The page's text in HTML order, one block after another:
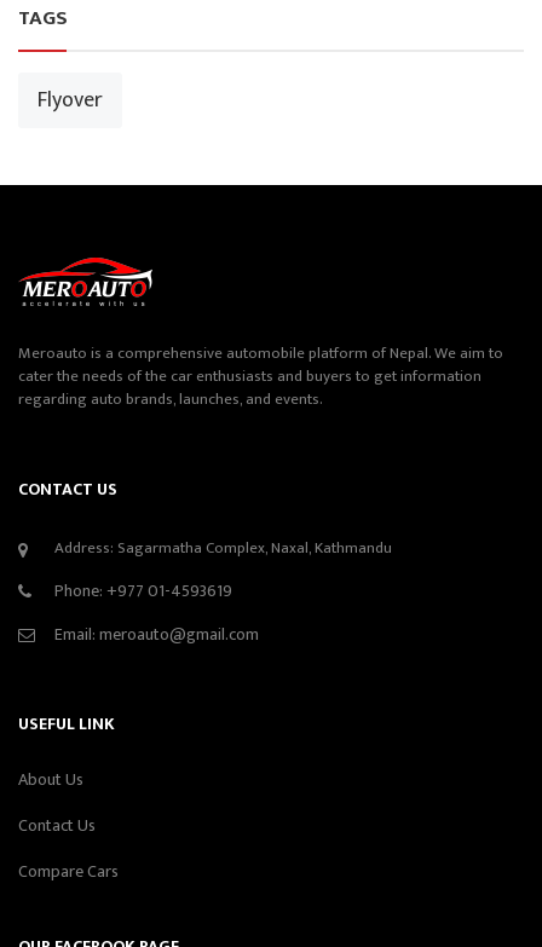
TAGS
Flyover
Meroauto is a comprehensive automobile platform of Nepal. We aim to
cater the needs of the car enthusiasts and buyers to get information
regarding auto brands, launches, and events.
CONTACT US
Address: Sagarmatha Complex, Naxal, Kathmandu
Phone: +977 01-4593619
Email:meroauto@gmail.com
USEFUL LINK
About Us
Contact Us
Compare Cars